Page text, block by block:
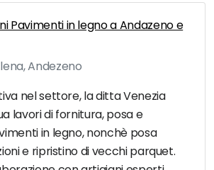
Pavimenti in legno a Andazeno e
Andezeno
nel settore, la ditta Venezia
lavori di fornitura, posa e
in legno, nonchè posa
e ripristino di vecchi parquet.